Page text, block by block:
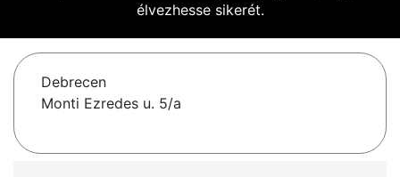
élvezhesse sikerét.
Debrecen
Monti Ezredes u. 5/a